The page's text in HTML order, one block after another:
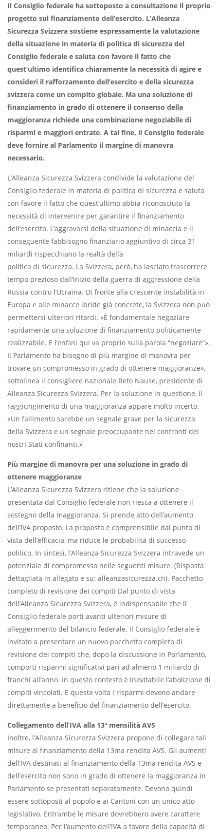
Il Consiglio federale ha sottoposto a consultazione il proprio
progetto sul finanziamento dell’esercito. L’Alleanza
Sicurezza Svizzera sostiene espressamente la valutazione
della situazione in materia di politica di sicurezza del
Consiglio federale e saluta con favore il fatto che
quest’ultimo identifica chiaramente la necessità di agire e
consideri il rafforzamento dell’esercito e della sicurezza
svizzera come un compito globale. Ma una soluzione di
finanziamento in grado di ottenere il consenso della
maggioranza richiede una combinazione negoziabile di
risparmi e maggiori entrate. A tal fine, il Consiglio federale
deve fornire al Parlamento il margine di manovra
necessario.
L’Alleanza Sicurezza Svizzera condivide la valutazione del
Consiglio federale in materia di politica di sicurezza e saluta
con favore il fatto che quest’ultimo abbia riconosciuto la
necessità di intervenire per garantire il finanziamento
dell’esercito. L’aggravarsi della situazione di minaccia e il
conseguente fabbisogno finanziario aggiuntivo di circa 31
miliardi rispecchiano la realtà della
politica di sicurezza. La Svizzera, però, ha lasciato trascorrere
tempo prezioso dall’inizio della guerra di aggressione della
Russia contro l’Ucraina. Di fronte alla crescente instabilità in
Europa e alle minacce ibride già concrete, la Svizzera non può
permettersi ulteriori ritardi. «È fondamentale negoziare
rapidamente una soluzione di finanziamento politicamente
realizzabile. E l’enfasi qui va proprio sulla parola “negoziare”».
Il Parlamento ha bisogno di più margine di manovra per
trovare un compromesso in grado di ottenere maggioranze»,
sottolinea il consigliere nazionale Reto Nause, presidente di
Alleanza Sicurezza Svizzera. Per la soluzione in questione, il
raggiungimento di una maggioranza appare molto incerto.
«Un fallimento sarebbe un segnale grave per la sicurezza
della Svizzera e un segnale preoccupante nei confronti dei
nostri Stati confinanti.»
Più margine di manovra per una soluzione in grado di
ottenere maggioranze
L’Alleanza Sicurezza Svizzera ritiene che la soluzione
presentata dal Consiglio federale non riesca a ottenere il
sostegno della maggioranza. Si prende atto dell’aumento
dell’IVA proposto. La proposta è comprensibile dal punto di
vista dell’efficacia, ma riduce le probabilità di successo
politico. In sintesi, l’Alleanza Sicurezza Svizzera intravede un
potenziale di compromesso nelle seguenti misure. (Risposta
dettagliata in allegato e su: alleanzasicurezza.ch). Pacchetto
completo di revisione dei compiti Dal punto di vista
dell’Alleanza Sicurezza Svizzera, è indispensabile che il
Consiglio federale porti avanti ulteriori misure di
alleggerimento del bilancio federale. Il Consiglio federale è
invitato a presentare un nuovo pacchetto completo di
revisione dei compiti che, dopo la discussione in Parlamento,
comporti risparmi significativi pari ad almeno 1 miliardo di
franchi all’anno. In questo contesto è inevitabile l’abolizione di
compiti vincolati. E questa volta i risparmi devono andare
direttamente a beneficio del finanziamento dell’esercito.
Collegamento dell’IVA alla 13ª mensilità AVS
Inoltre, l’Alleanza Sicurezza Svizzera propone di collegare tali
misure al finanziamento della 13ma rendita AVS. Gli aumenti
dell’IVA destinati al finanziamento della 13ma rendita AVS e
dell’esercito non sono in grado di ottenere la maggioranza in
Parlamento se presentati separatamente. Devono quindi
essere sottoposti al popolo e ai Cantoni con un unico atto
legislativo. Entrambe le misure dovrebbero avere carattere
temporaneo. Per l’aumento dell’IVA a favore della capacità di